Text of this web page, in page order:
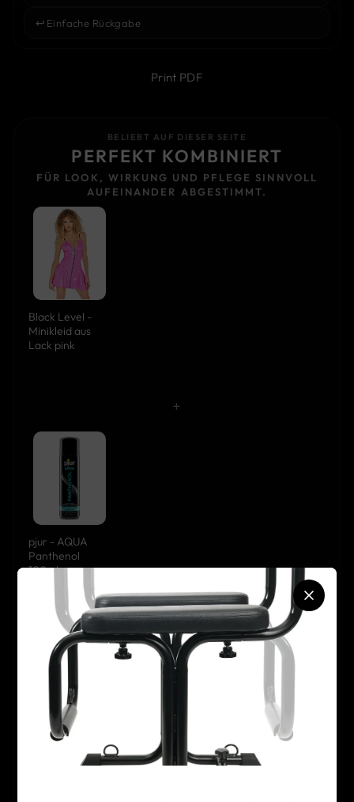
↩️ Einfache Rückgabe
Print PDF
BELIEBT AUF DIESER SEITE
PERFEKT KOMBINIERT
FÜR LOOK, WIRKUNG UND PFLEGE SINNVOLL
AUFEINANDER ABGESTIMMT.
Black Level -
Minikleid aus
Lack pink
+
pjur - AQUA
Panthenol
100ml
+
Swiss Navy - Toy